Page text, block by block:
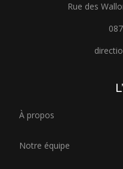
Rue des
À propos
Notre équipe